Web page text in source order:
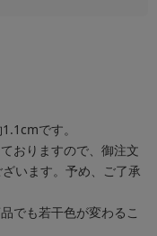
です。
おりますので、御注文
います。予め、ご了承
でも若干色が変わるこ